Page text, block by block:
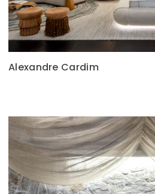
Alexandre Cardim